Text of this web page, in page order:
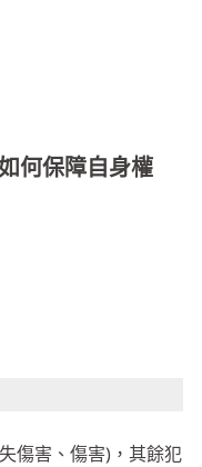
何保障自身權
傷害、傷害)，其餘犯